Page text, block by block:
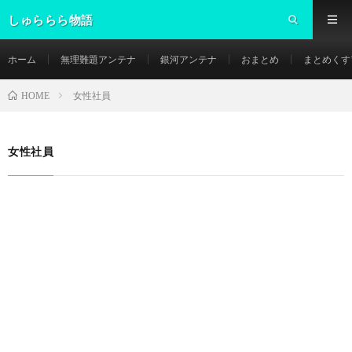
しゅららら物語
ホーム 無理難題アンテナ 銀河アンテナ おまとめ まとめく
HOME 女性社員
女性社員